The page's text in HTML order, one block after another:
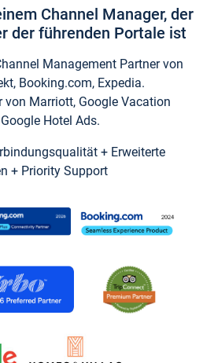
Channel Manager, der
der führenden Portale ist
Management Partner von
Booking.com, Expedia.
Marriott, Google Vacation
Hotel Ads.
+ Erweiterte
+ Priority Support